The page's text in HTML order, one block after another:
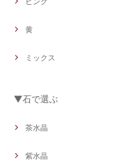
黄
ミックス
▼石で選ぶ
茶水晶
紫水晶